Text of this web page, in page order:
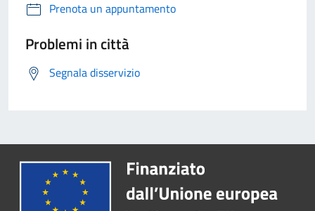
Prenota un appuntamento
Problemi in città
Segnala disservizio